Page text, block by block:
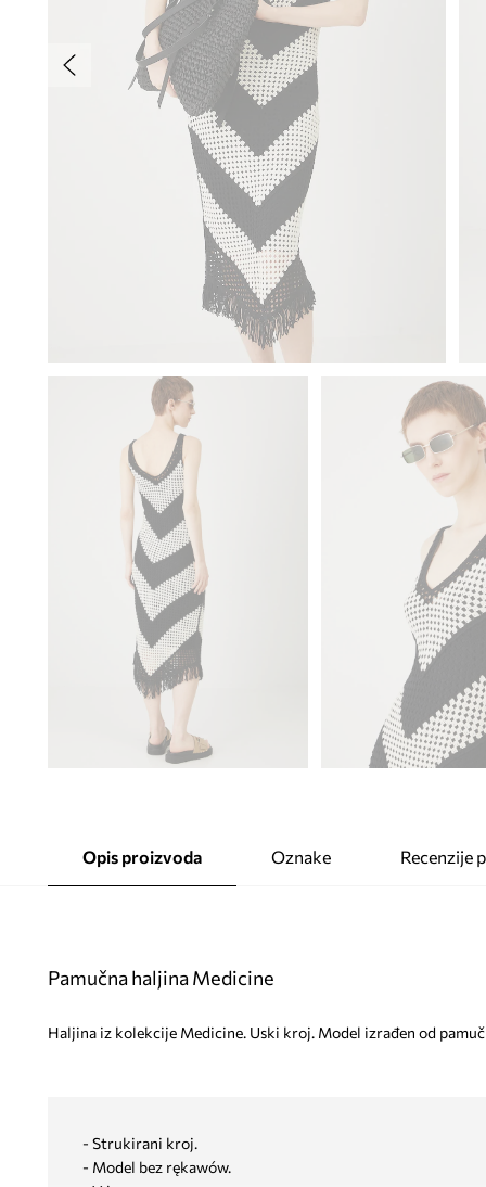
Opis proizvoda Oznake Recenzije
Pamučna haljina Medicine
Haljina iz kolekcije Medicine. Uski kroj. Model izrađen od
- Strukirani kroj.
- Model bez rękawów.